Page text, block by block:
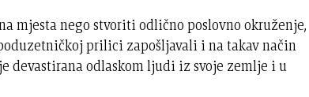
mjesta nego stvoriti odlično poslovno okruženje,
prilici zapošljavali i na takav način
devastirana odlaskom ljudi iz svoje zemlje i u